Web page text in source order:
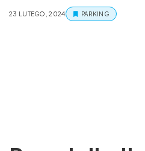
23 LUTEGO, 2024 PARKING